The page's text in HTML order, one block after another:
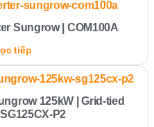
Sungrow | COM100A
tiếp
125kW | Grid-tied
P2